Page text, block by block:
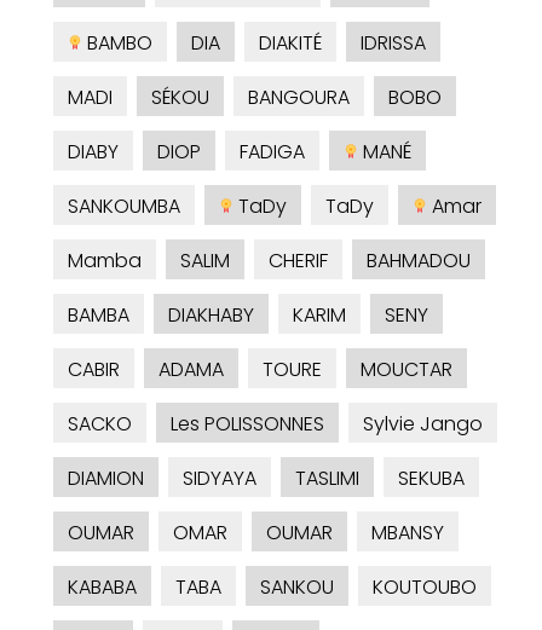
BAMBO
DIA DIAKITÉ
IDRISSA
MADI
SÉKOU BANGOURA
BOBO
DIABY
DIOP FADIGA
MANÉ
SANKOUMBA
TaDy TaDy
Amar
Mamba
SALIM CHERIF
BAHMADOU
BAMBA
DIAKHABY KARIM
SENY
CABIR
ADAMA TOURE
MOUCTAR
SACKO
Les POLISSONNES
Sylvie Jango
DIAMION
SIDYAYA TASLIMI
SEKUBA
OUMAR
OMAR OUMAR
MBANSY
KABABA
TABA SANKOU
KOUTOUBO